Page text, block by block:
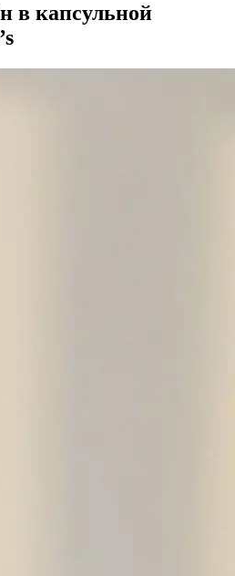
в капсульной